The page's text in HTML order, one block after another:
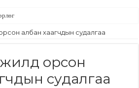
албан хаагчдын судалгаа
орсон
судалгаа